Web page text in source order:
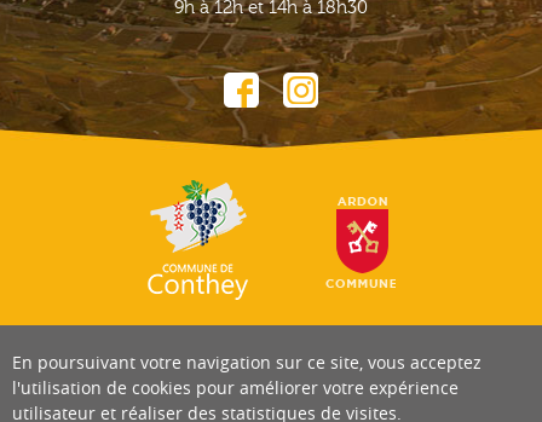
9h à 12h et 14h à 18h30
En poursuivant votre navigation sur ce site, vous acceptez
l'utilisation de cookies pour améliorer votre expérience
utilisateur et réaliser des statistiques de visites.